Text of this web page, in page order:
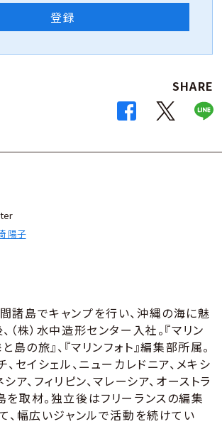
登録
SHARE
陽子
諸島でキャンプを行い、沖縄の海に魅
（株）水中造形センター入社。『マリン
と島の旅』、『マリンフォト』編集部所属。
、セイシェル、ニューカレドニア、メキシ
シア、フィリピン、マレーシア、オーストラ
を取材。独立後はフリーランスの編集
、幅広いジャンルで活動を続けてい